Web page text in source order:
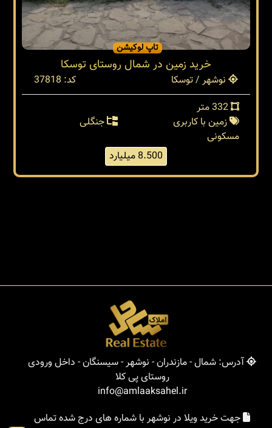
تاپ لوکیشن
خرید زمین در شمال روستای توسکا
نوشهر / توسکا
کد: 37818
زمین با کاربری
مسکونی
جنگلی
8.500 میلیارد
آدرس: شمال - مازندران - نوشهر - سیسنگان - داخل ورودی
روستای پی کلا
info@amlaaksahel.ir
جهت خرید ویلا در نوشهر با شماره های درج شده تماس